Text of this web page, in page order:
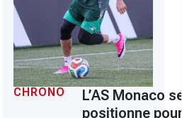
CHRONO
L’AS Monaco se
positionne pour